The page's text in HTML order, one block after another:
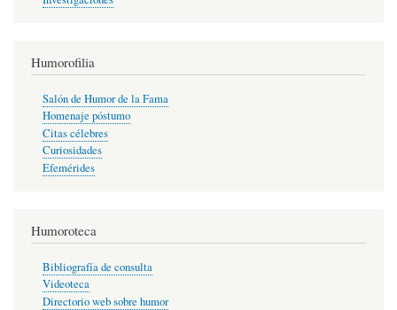
Humorofilia
Salón de Humor de la Fama
Homenaje póstumo
Citas célebres
Curiosidades
Efemérides
Humoroteca
Bibliografía de consulta
Videoteca
Directorio web sobre humor